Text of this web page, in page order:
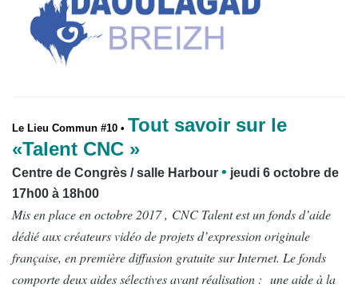
Le Lieu Commun #10 • Tout savoir sur le
«Talent CNC »
Centre de Congrès / salle Harbour • jeudi 6 octobre de
17h00 à 18h00
Mis en place en octobre 2017 , CNC Talent est un fonds d’aide
dédié aux créateurs vidéo de projets d’expression originale
française, en première diffusion gratuite sur Internet. Le fonds
comporte deux aides sélectives avant réalisation : une aide à la